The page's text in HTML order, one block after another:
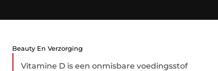
Beauty En Verzorging
Vitamine D is een onmisbare voedingsstof